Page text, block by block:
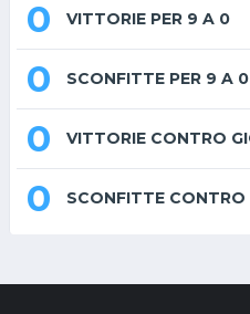
0 VITTORIE PER 9 A 0
0 SCONFITTE PER 9 A 0
0 VITTORIE CONTRO
0 SCONFITTE